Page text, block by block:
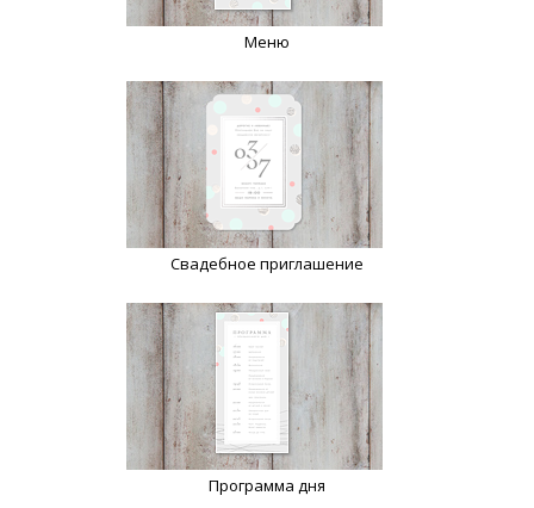
Меню
Свадебное приглашение
Программа дня